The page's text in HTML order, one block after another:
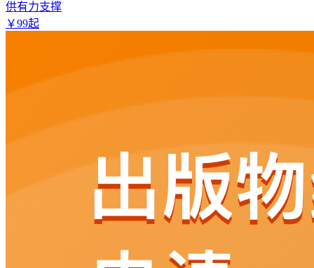
供有力支撑
￥99起